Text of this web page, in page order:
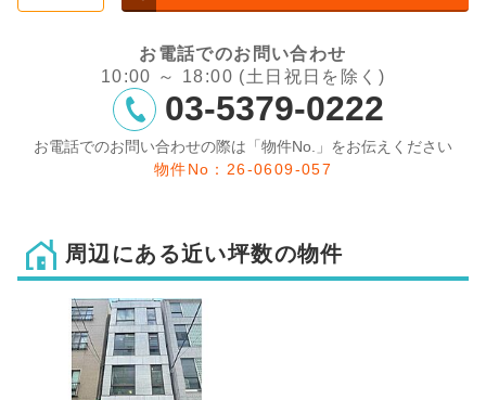
お電話でのお問い合わせ
10:00 ～ 18:00 (土日祝日を除く)
03-5379-0222
お電話でのお問い合わせの際は「物件No.」をお伝えください
物件No：26-0609-057
周辺にある近い坪数の物件